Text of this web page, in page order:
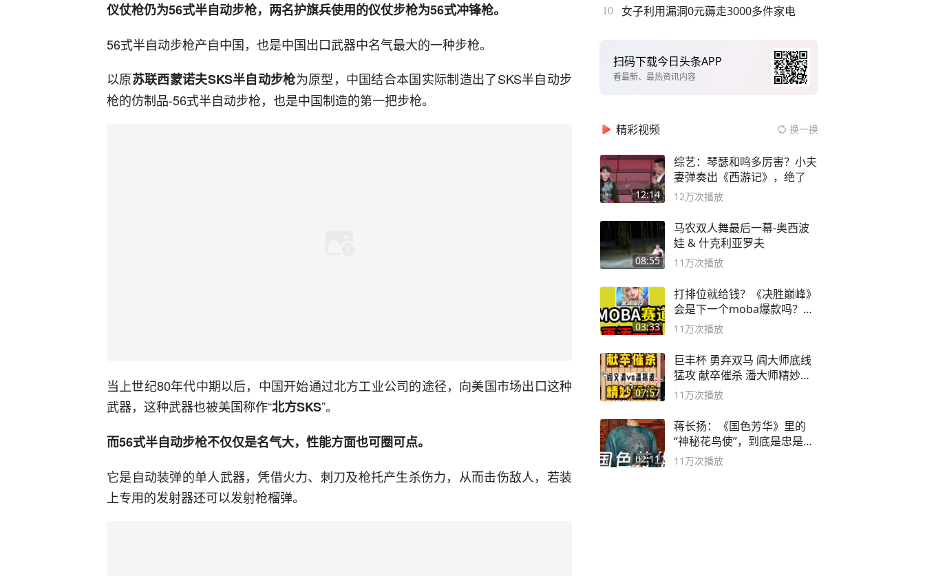
仪仗枪仍为56式半自动步枪，两名护旗兵使用的仪仗步枪为56式冲锋枪。
56式半自动步枪产自中国，也是中国出口武器中名气最大的一种步枪。
以原苏联西蒙诺夫SKS半自动步枪为原型，中国结合本国实际制造出了SKS半自动步
枪的仿制品-56式半自动步枪，也是中国制造的第一把步枪。
当上世纪80年代中期以后，中国开始通过北方工业公司的途径，向美国市场出口这种
武器，这种武器也被美国称作“北方SKS”。
而56式半自动步枪不仅仅是名气大，性能方面也可圈可点。
它是自动装弹的单人武器，凭借火力、刺刀及枪托产生杀伤力，从而击伤敌人，若装
上专用的发射器还可以发射枪榴弹。
10 女子利用漏洞0元薅走3000多件家电
扫码下载今日头条APP
看最新、最热资讯内容
精彩视频 换一换
12:14
综艺：琴瑟和鸣多厉害？小夫
妻弹奏出《西游记》，绝了
12万次播放
08:55
马农双人舞最后一幕-奥西波
娃 & 什克利亚罗夫
11万次播放
03:33
打排位就给钱？《决胜巅峰》
会是下一个moba爆款吗？#
决胜巅峰
11万次播放
07:57
巨丰杯 勇弃双马 阎大师底线
猛攻 献卒催杀 潘大师精妙入
局
11万次播放
02:11
蒋长扬：《国色芳华》里的
“神秘花鸟使”，到底是忠是
奸？
11万次播放